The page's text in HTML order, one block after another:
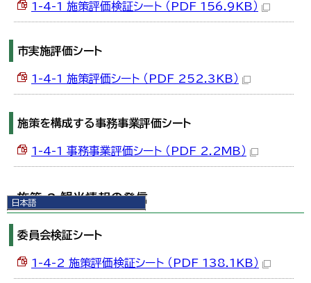
日本語
日本語
English
한국어
简体中文
繁體中文
1-4-1 施策評価検証シート （PDF 156.9KB）
市実施評価シート
1-4-1 施策評価シート （PDF 252.3KB）
施策を構成する事務事業評価シート
1-4-1 事務事業評価シート （PDF 2.2MB）
施策 2 観光情報の発信
委員会検証シート
1-4-2 施策評価検証シート （PDF 138.1KB）